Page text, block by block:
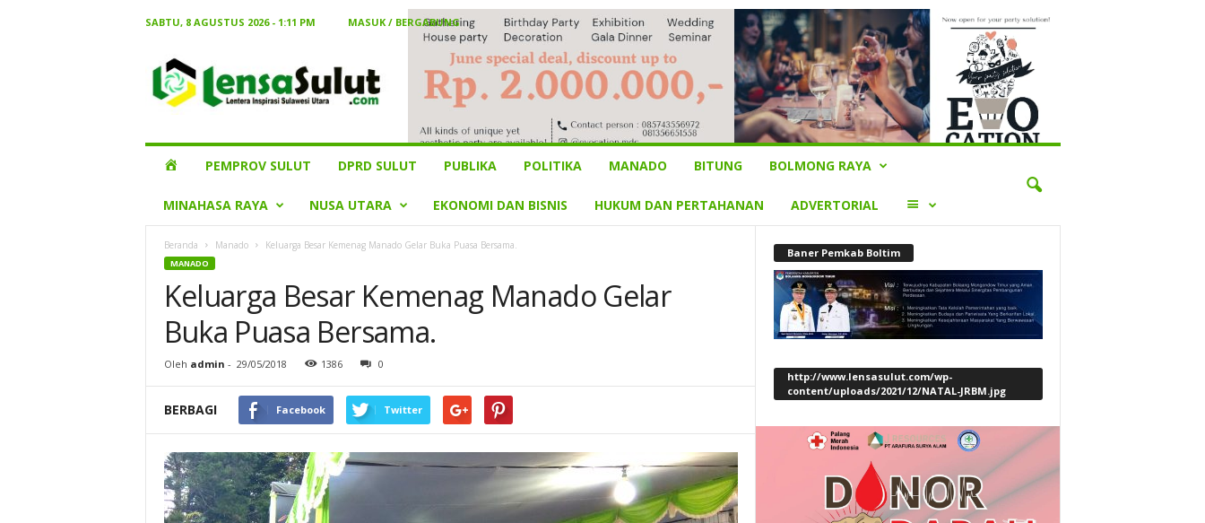
SABTU, 8 AGUSTUS 2026 - 1:11 PM
MASUK / BERGABUNG
Sulut
HOMEPEMPROV SULUT DPRD SULUT PUBLIKA POLITIKA MANADO BITUNG BOLMONG RAYA
MINAHASA RAYA NUSA UTARA EKONOMI DAN BISNIS HUKUM DAN PERTAHANAN ADVERTORIAL LAINNYA
Beranda Manado Keluarga Besar Kemenag Manado Gelar Buka Puasa Bersama.
MANADO
Keluarga Besar Kemenag Manado Gelar
Buka Puasa Bersama.
Oleh admin - 29/05/2018 1386 0
BERBAGI Facebook Twitter
Baner Pemkab Boltim
http://www.lensasulut.com/wp-
content/uploads/2021/12/NATAL-JRBM.jpg